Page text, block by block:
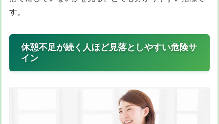
す。
休憩不足が続く人ほど見落としやすい危険サ
イン